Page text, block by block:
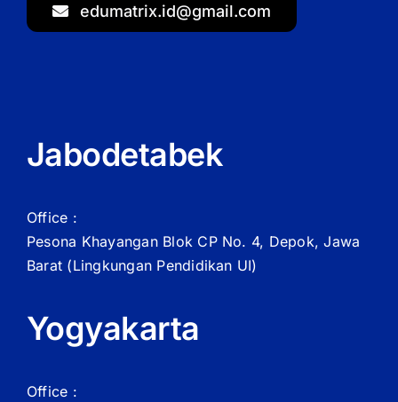
edumatrix.id@gmail.com
Jabodetabek
Office :
Pesona Khayangan Blok CP No. 4, Depok, Jawa
Barat (Lingkungan Pendidikan UI)
Yogyakarta
Office :